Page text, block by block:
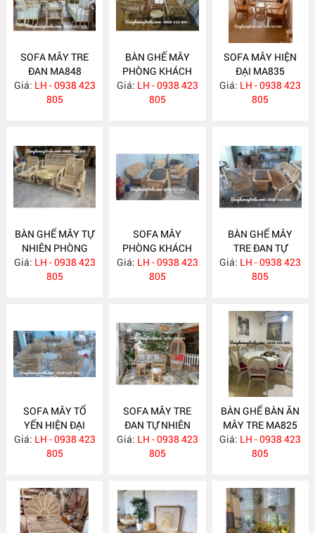
SOFA MÂY TRE
ĐAN MA848
Giá: LH - 0938 423
805
BÀN GHẾ MÂY
PHÒNG KHÁCH
MA839
Giá: LH - 0938 423
805
SOFA MÂY HIỆN
ĐẠI MA835
Giá: LH - 0938 423
805
BÀN GHẾ MÂY TỰ
NHIÊN PHÒNG
KHÁCH MA834
Giá: LH - 0938 423
805
SOFA MÂY
PHÒNG KHÁCH
HIỆN ĐẠI MA833
Giá: LH - 0938 423
805
BÀN GHẾ MÂY
TRE ĐAN TỰ
NHIÊN MA832
Giá: LH - 0938 423
805
SOFA MÂY TỔ
YẾN HIỆN ĐẠI
MA831
Giá: LH - 0938 423
805
SOFA MÂY TRE
ĐAN TỰ NHIÊN
MA830
Giá: LH - 0938 423
805
BÀN GHẾ BÀN ĂN
MÂY TRE MA825
Giá: LH - 0938 423
805